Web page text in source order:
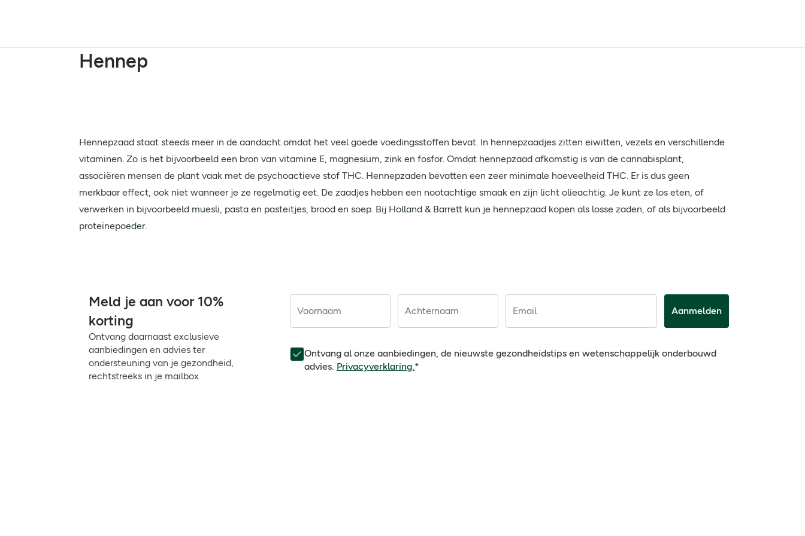
Hennep
Hennepzaad staat steeds meer in de aandacht omdat het veel goede voedingsstoffen bevat. In hennepzaadjes zitten eiwitten, vezels en verschillende
vitaminen. Zo is het bijvoorbeeld een bron van vitamine E, magnesium, zink en fosfor. Omdat hennepzaad afkomstig is van de cannabisplant,
associëren mensen de plant vaak met de psychoactieve stof THC. Hennepzaden bevatten een zeer minimale hoeveelheid THC. Er is dus geen
merkbaar effect, ook niet wanneer je ze regelmatig eet. De zaadjes hebben een nootachtige smaak en zijn licht olieachtig. Je kunt ze los eten, of
verwerken in bijvoorbeeld muesli, pasta en pasteitjes, brood en soep. Bij Holland & Barrett kun je hennepzaad kopen als losse zaden, of als bijvoorbeeld
proteïnepoeder.
Meld je aan voor 10%
korting
Ontvang daarnaast exclusieve
aanbiedingen en advies ter
ondersteuning van je gezondheid,
rechtstreeks in je mailbox
Voornaam Achternaam Email Aanmelden
Ontvang al onze aanbiedingen, de nieuwste gezondheidstips en wetenschappelijk onderbouwd
advies. Privacyverklaring.*